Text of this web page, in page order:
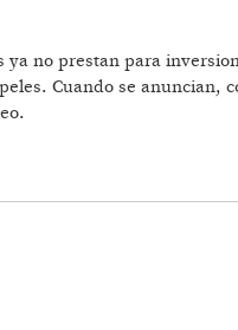
no prestan para
Cuando se anuncian,